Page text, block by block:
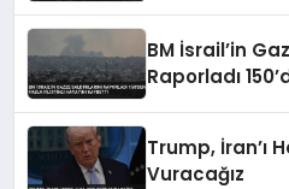
BM İsrail’in
Raporladı
Trump, İran’ı
Vuracağız